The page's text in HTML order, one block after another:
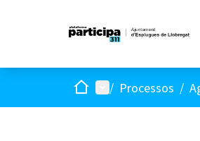
Inici Menú principal
/ Processos /